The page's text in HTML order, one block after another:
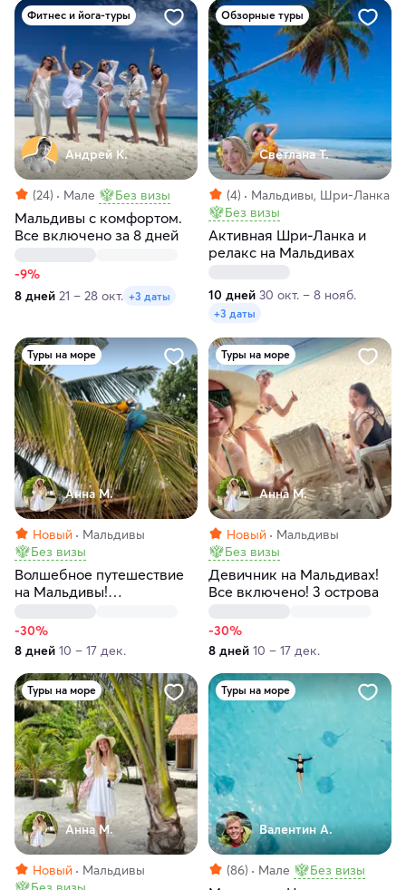
Фитнес и йога-туры
Андрей К.
(24) Мале Без визы
Мальдивы с комфортом.
Все включено за 8 дней
-9%
8 дней 21 – 28 окт. +3 даты
Обзорные туры
Светлана Т.
(4)
Мальдивы, Шри-Ланка
Без визы
Активная Шри-Ланка и
релакс на Мальдивах
10 дней 30 окт. – 8 нояб.
+3 даты
Туры на море
Анна М.
Новый
Мальдивы
Без визы
Волшебное путешествие
на Мальдивы!
-30%
8 дней 10 – 17 дек.
Туры на море
Анна М.
Новый
Мальдивы
Без визы
Девичник на Мальдивах!
Все включено! 3 острова
-30%
8 дней 10 – 17 дек.
Туры на море
Анна М.
Новый
Мальдивы
Туры на море
Валентин А.
(86) Мале Без визы